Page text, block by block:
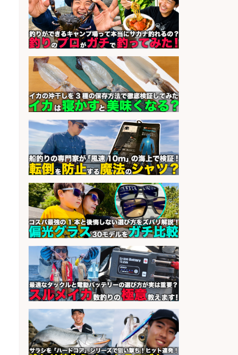
sponsored by 求人ボックス
和食, 日本料理・懐石料理/店長・店
長候補/ライブ感が満載!魚の価値を
上げ、食とエンタメで地域を元気に!
店長候補募集
会社名
魚と肴 いとおかし 魚と肴 いとお
かし
sponsored by 求人ボックス
和食, 居酒屋/調理見習い・調理補助/
新鮮な魚料理×おでんの和食居酒屋
の若手スタッフ
会社名 サカナのハチベエ 矢場町店
sponsored by 求人ボックス
営業事務/「大津市」「時給1,300
円」小野駅徒歩6分/釣り具メーカー
の物流事務・営業アシスタント/土
日祝休み×大型連休あり×残業なし/
滋賀県/大津市
会社名 株式会社ホットスタッフ滋賀
sponsored by 求人ボックス
和食, 居酒屋/キッチンスタッフ/天草
の魚と馬刺しの店 キッチンスタッフ
正社員募集